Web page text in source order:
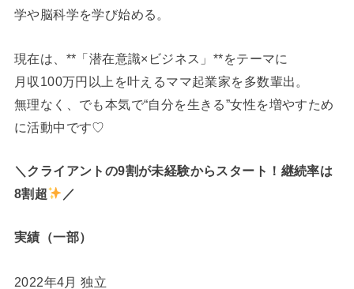
学や脳科学を学び始める。
現在は、**「潜在意識×ビジネス」**をテーマに
月収100万円以上を叶えるママ起業家を多数輩出。
無理なく、でも本気で“自分を生きる”女性を増やすため
に活動中です♡
＼クライアントの9割が未経験からスタート！継続率は
8割超
／
実績（一部）
2022年4月 独立